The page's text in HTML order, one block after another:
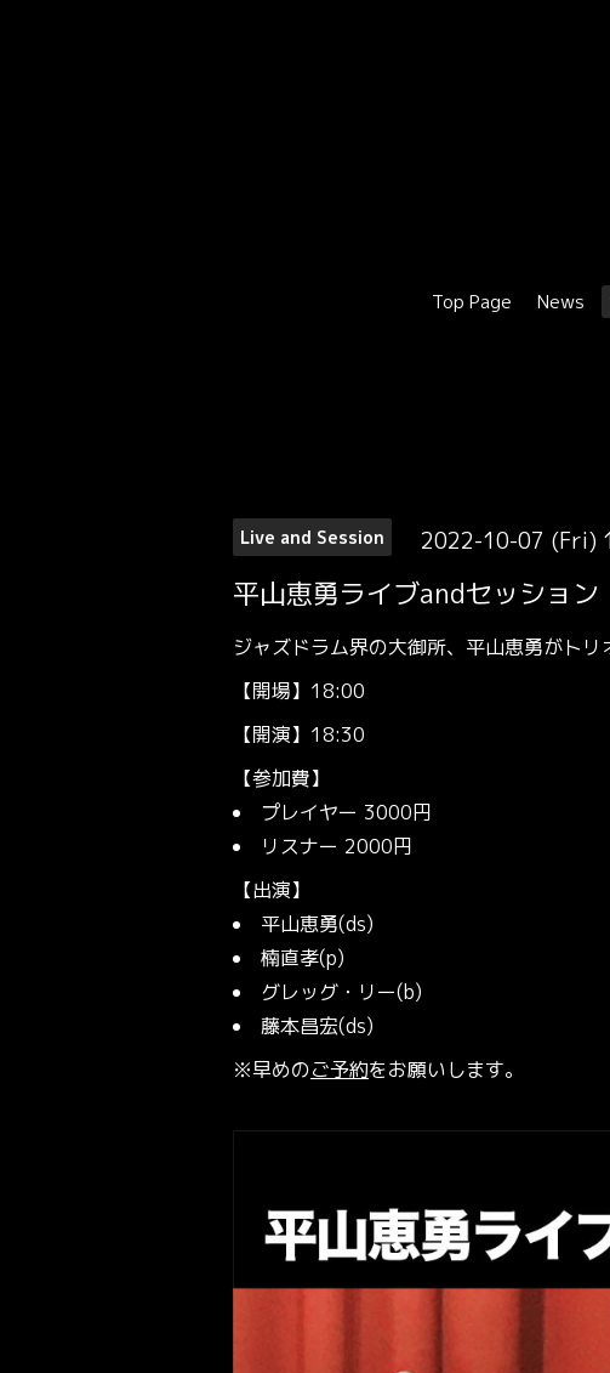
Top Page News
Live and Session 2022-10-07 (Fri)
平山恵勇ライブandセッション
ジャズドラム界の大御所、平山恵勇がト
【開場】18:00
【開演】18:30
【参加費】
プレイヤー 3000円
リスナー 2000円
【出演】
平山恵勇(ds)
楠直孝(p)
グレッグ・リー(b)
藤本昌宏(ds)
※早めのご予約をお願いします。